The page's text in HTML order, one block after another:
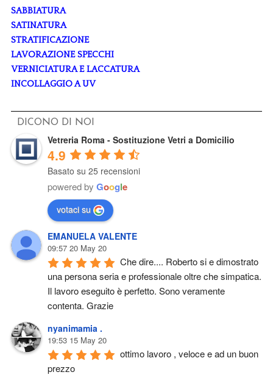
SABBIATURA
SATINATURA
STRATIFICAZIONE
LAVORAZIONE SPECCHI
VERNICIATURA E LACCATURA
INCOLLAGGIO A UV
DICONO DI NOI
Vetreria Roma - Sostituzione Vetri a Domicilio
4.9
Basato su 25 recensioni
powered by Google
votaci su
EMANUELA VALENTE
09:57 20 May 20
Che dire.... Roberto si e dimostrato
una persona seria e professionale oltre che simpatica.
Il lavoro eseguito è perfetto. Sono veramente
contenta. Grazie
nyanimamia .
19:53 15 May 20
ottimo lavoro , veloce e ad un buon
prezzo